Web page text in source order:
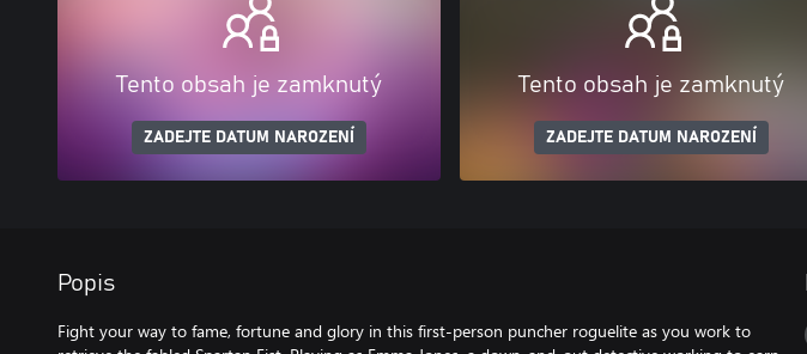
Tento obsah je zamknutý
ZADEJTE DATUM NAROZENÍ
Tento obsah je zamknutý
ZADEJTE DATUM NAROZENÍ
Popis
Fight your way to fame, fortune and glory in this first-person puncher roguelite as you work to